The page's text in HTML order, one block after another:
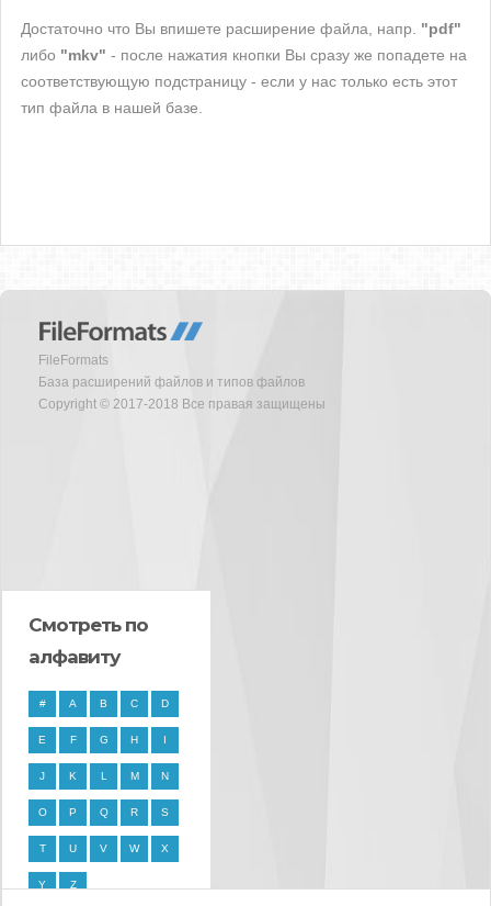
Достаточно что Вы впишете расширение файла, напр. "pdf"
либо "mkv" - после нажатия кнопки Вы сразу же попадете на
соответствующую подстраницу - если у нас только есть этот
тип файла в нашей базе.
FileFormats
База расширений файлов и типов файлов
Copyright © 2017-2018 Все правая защищены
Смотреть по
алфавиту
# A B C D
E F G H I
J K L M N
O P Q R S
T U V W X
Y Z